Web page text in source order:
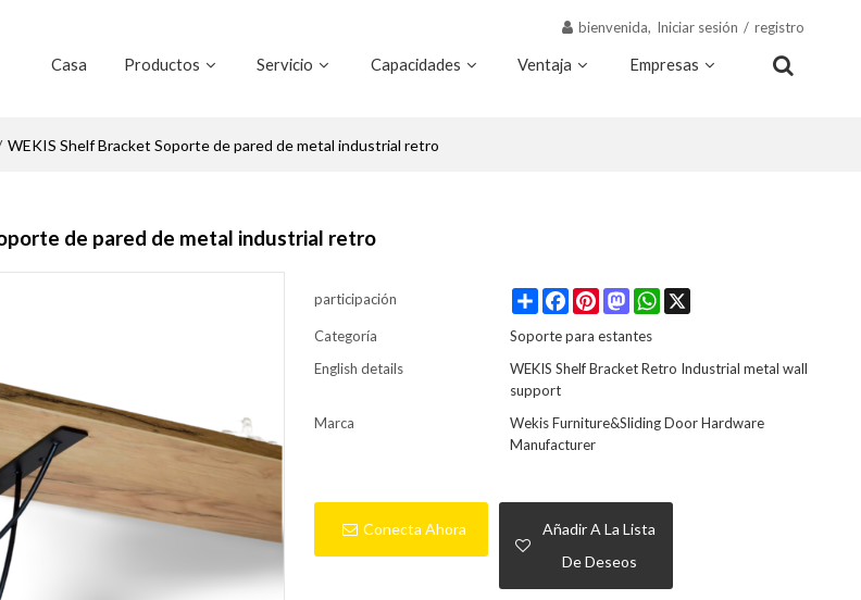
bienvenida, Iniciar sesión / registro
Casa Productos Servicio Capacidades Ventaja Empresas
WEKIS Shelf Bracket Soporte de pared de metal industrial retro
de pared de metal industrial retro
participación Share FacebookPinterestMastodonWhatsApp
Categoría
Soporte para estantes
English details
WEKIS Shelf Bracket Retro Industrial metal wall
support
Marca
Wekis Furniture&Sliding Door Hardware
Manufacturer
Conecta Ahora
Añadir A La Lista
De Deseos